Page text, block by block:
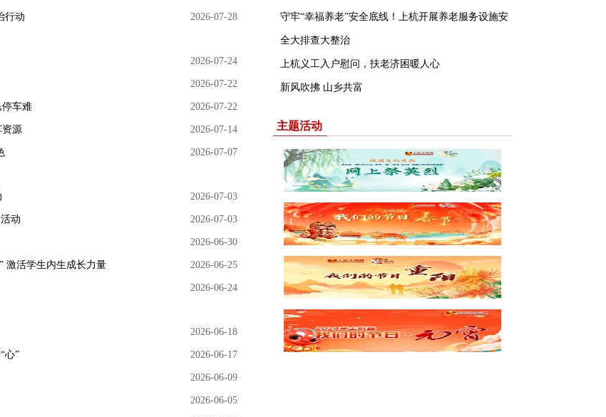
2026-07-28
行动
2026-07-24
2026-07-22
2026-07-22
停车难
2026-07-14
资源
2026-07-07
2026-07-03
2026-07-03
动
2026-06-30
2026-06-25
激活学生内生成长力量
2026-06-24
2026-06-18
2026-06-17
心”
2026-06-09
2026-06-05
守牢“幸福养老”安全底线！上杭开展养老服务设施安
全大排查大整治
上杭义工入户慰问，扶老济困暖人心
新风吹拂 山乡共富
主题活动